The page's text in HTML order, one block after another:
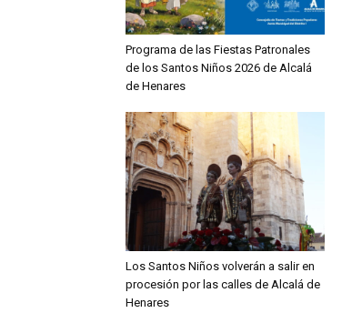
Programa de las Fiestas Patronales
de los Santos Niños 2026 de Alcalá
de Henares
Los Santos Niños volverán a salir en
procesión por las calles de Alcalá de
Henares